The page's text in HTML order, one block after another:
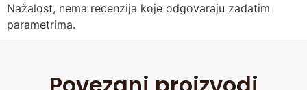
Nažalost, nema recenzija koje odgovaraju zadatim
parametrima.